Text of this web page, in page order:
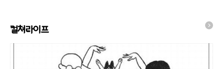
컬쳐라이프